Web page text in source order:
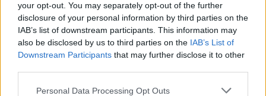
your opt-out. You may separately opt-out of the further
disclosure of your personal information by third parties on the
IAB’s list of downstream participants. This information may
also be disclosed by us to third parties on the IAB’s List of
Downstream Participants that may further disclose it to other
Personal Data Processing Opt Outs